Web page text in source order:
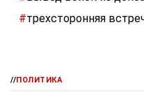
#трехсторонняя
//ПОЛИТИКА